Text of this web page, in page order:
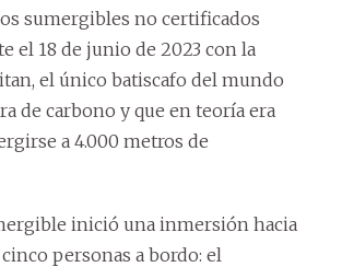
sumergibles no certificados
el 18 de junio de 2023 con la
el único batiscafo del mundo
de carbono y que en teoría era
a 4.000 metros de
inició una inmersión hacia
personas a bordo: el